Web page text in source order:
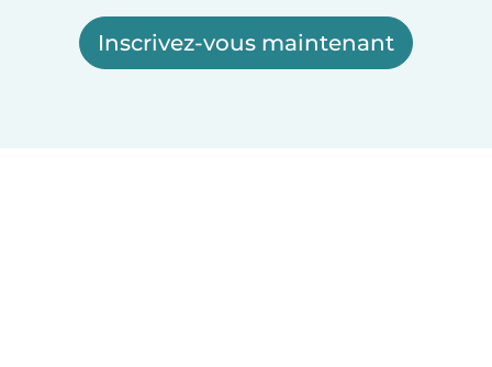
Inscrivez-vous maintenant